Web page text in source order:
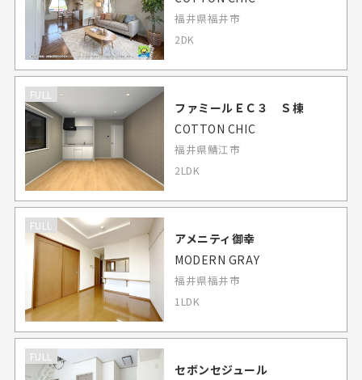
福井県福井市
2DK
FULL
ファミールＥＣ３ Ｓ棟
COTTON CHIC
福井県鯖江市
2LDK
FULL
アメニティ御幸
MODERN GRAY
福井県福井市
1LDK
FULL
セボンセジュール